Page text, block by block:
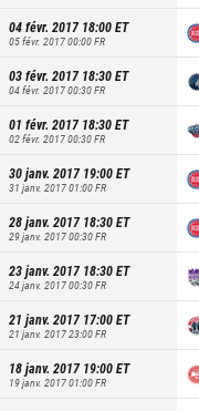
04 févr. 2017 18:00ET
05 févr. 2017 00:00FR
03 févr. 2017 18:30ET
04 févr. 2017 00:30FR
01 févr. 2017 18:30ET
02 févr. 2017 00:30FR
30 janv. 2017 19:00ET
31 janv. 2017 01:00FR
28 janv. 2017 18:30ET
29 janv. 2017 00:30FR
23 janv. 2017 18:30ET
24 janv. 2017 00:30FR
21 janv. 2017 17:00ET
21 janv. 2017 23:00FR
18 janv. 2017 19:00ET
19 janv. 2017 01:00FR